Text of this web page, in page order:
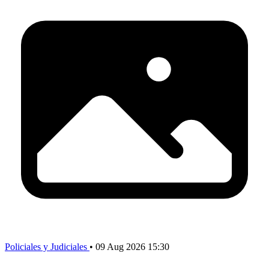
Policiales y Judiciales • 09 Aug 2026 15:30